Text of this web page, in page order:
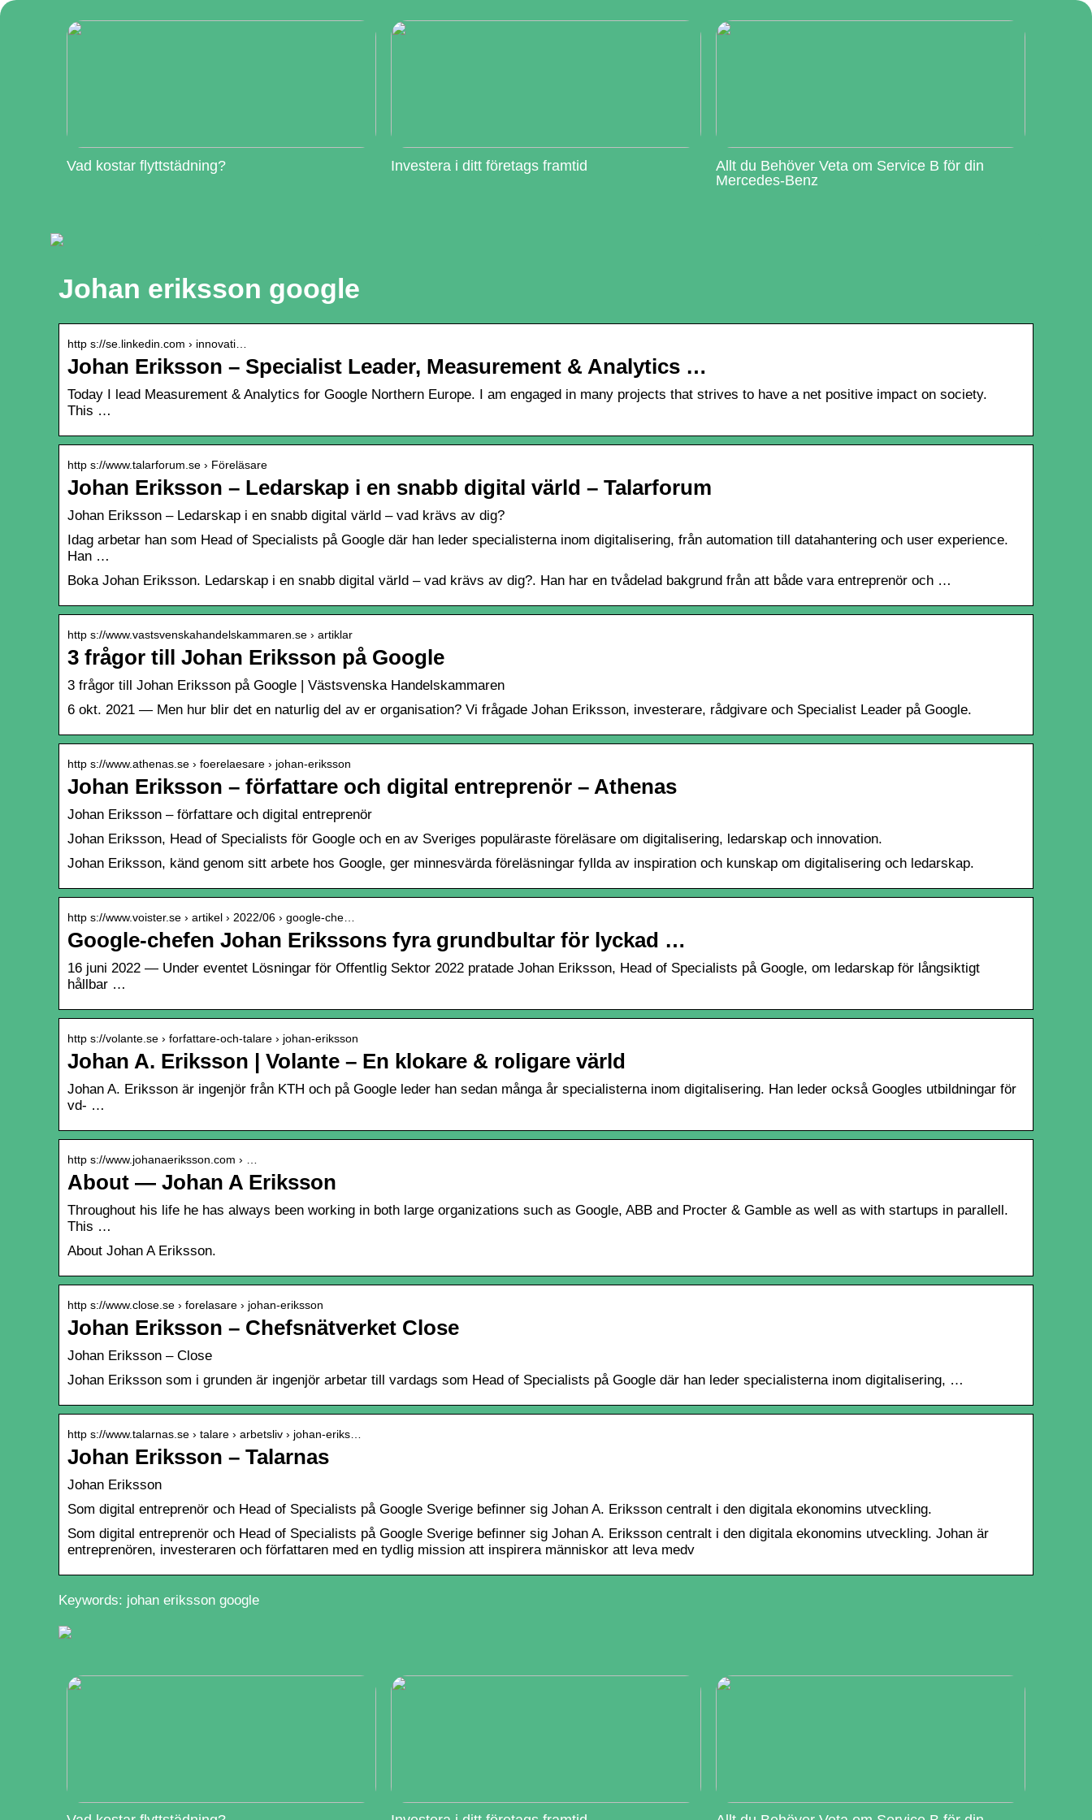
Vad kostar flyttstädning? Investera i ditt företags framtid
Allt du Behöver Veta om Service B för din
Mercedes-Benz
Johan eriksson google
http s://se.linkedin.com › innovati…
Johan Eriksson – Specialist Leader, Measurement & Analytics …
Today I lead Measurement & Analytics for Google Northern Europe. I am engaged in many projects that strives to have a net positive impact on society.
This …
http s://www.talarforum.se › Föreläsare
Johan Eriksson – Ledarskap i en snabb digital värld – Talarforum
Johan Eriksson – Ledarskap i en snabb digital värld – vad krävs av dig?
Idag arbetar han som Head of Specialists på Google där han leder specialisterna inom digitalisering, från automation till datahantering och user experience.
Han …
Boka Johan Eriksson. Ledarskap i en snabb digital värld – vad krävs av dig?. Han har en tvådelad bakgrund från att både vara entreprenör och …
http s://www.vastsvenskahandelskammaren.se › artiklar
3 frågor till Johan Eriksson på Google
3 frågor till Johan Eriksson på Google | Västsvenska Handelskammaren
6 okt. 2021 — Men hur blir det en naturlig del av er organisation? Vi frågade Johan Eriksson, investerare, rådgivare och Specialist Leader på Google.
http s://www.athenas.se › foerelaesare › johan-eriksson
Johan Eriksson – författare och digital entreprenör – Athenas
Johan Eriksson – författare och digital entreprenör
Johan Eriksson, Head of Specialists för Google och en av Sveriges populäraste föreläsare om digitalisering, ledarskap och innovation.
Johan Eriksson, känd genom sitt arbete hos Google, ger minnesvärda föreläsningar fyllda av inspiration och kunskap om digitalisering och ledarskap.
http s://www.voister.se › artikel › 2022/06 › google-che…
Google-chefen Johan Erikssons fyra grundbultar för lyckad …
16 juni 2022 — Under eventet Lösningar för Offentlig Sektor 2022 pratade Johan Eriksson, Head of Specialists på Google, om ledarskap för långsiktigt
hållbar …
http s://volante.se › forfattare-och-talare › johan-eriksson
Johan A. Eriksson | Volante – En klokare & roligare värld
Johan A. Eriksson är ingenjör från KTH och på Google leder han sedan många år specialisterna inom digitalisering. Han leder också Googles utbildningar för
vd- …
http s://www.johanaeriksson.com › …
About — Johan A Eriksson
Throughout his life he has always been working in both large organizations such as Google, ABB and Procter & Gamble as well as with startups in parallell.
This …
About Johan A Eriksson.
http s://www.close.se › forelasare › johan-eriksson
Johan Eriksson – Chefsnätverket Close
Johan Eriksson – Close
Johan Eriksson som i grunden är ingenjör arbetar till vardags som Head of Specialists på Google där han leder specialisterna inom digitalisering, …
http s://www.talarnas.se › talare › arbetsliv › johan-eriks…
Johan Eriksson – Talarnas
Johan Eriksson
Som digital entreprenör och Head of Specialists på Google Sverige befinner sig Johan A. Eriksson centralt i den digitala ekonomins utveckling.
Som digital entreprenör och Head of Specialists på Google Sverige befinner sig Johan A. Eriksson centralt i den digitala ekonomins utveckling. Johan är
entreprenören, investeraren och författaren med en tydlig mission att inspirera människor att leva medv
Keywords: johan eriksson google